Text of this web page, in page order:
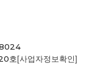
호[사업자정보확인]